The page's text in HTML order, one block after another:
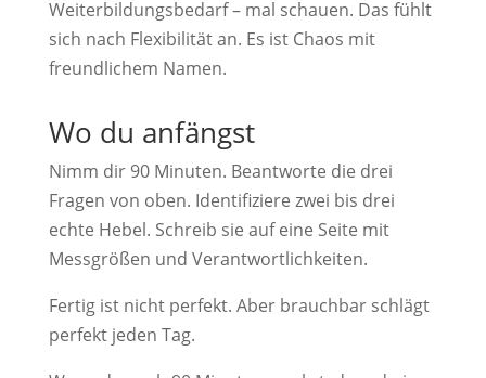
Weiterbildungsbedarf – mal schauen. Das fühlt
sich nach Flexibilität an. Es ist Chaos mit
freundlichem Namen.
Wo du anfängst
Nimm dir 90 Minuten. Beantworte die drei
Fragen von oben. Identifiziere zwei bis drei
echte Hebel. Schreib sie auf eine Seite mit
Messgrößen und Verantwortlichkeiten.
Fertig ist nicht perfekt. Aber brauchbar schlägt
perfekt jeden Tag.